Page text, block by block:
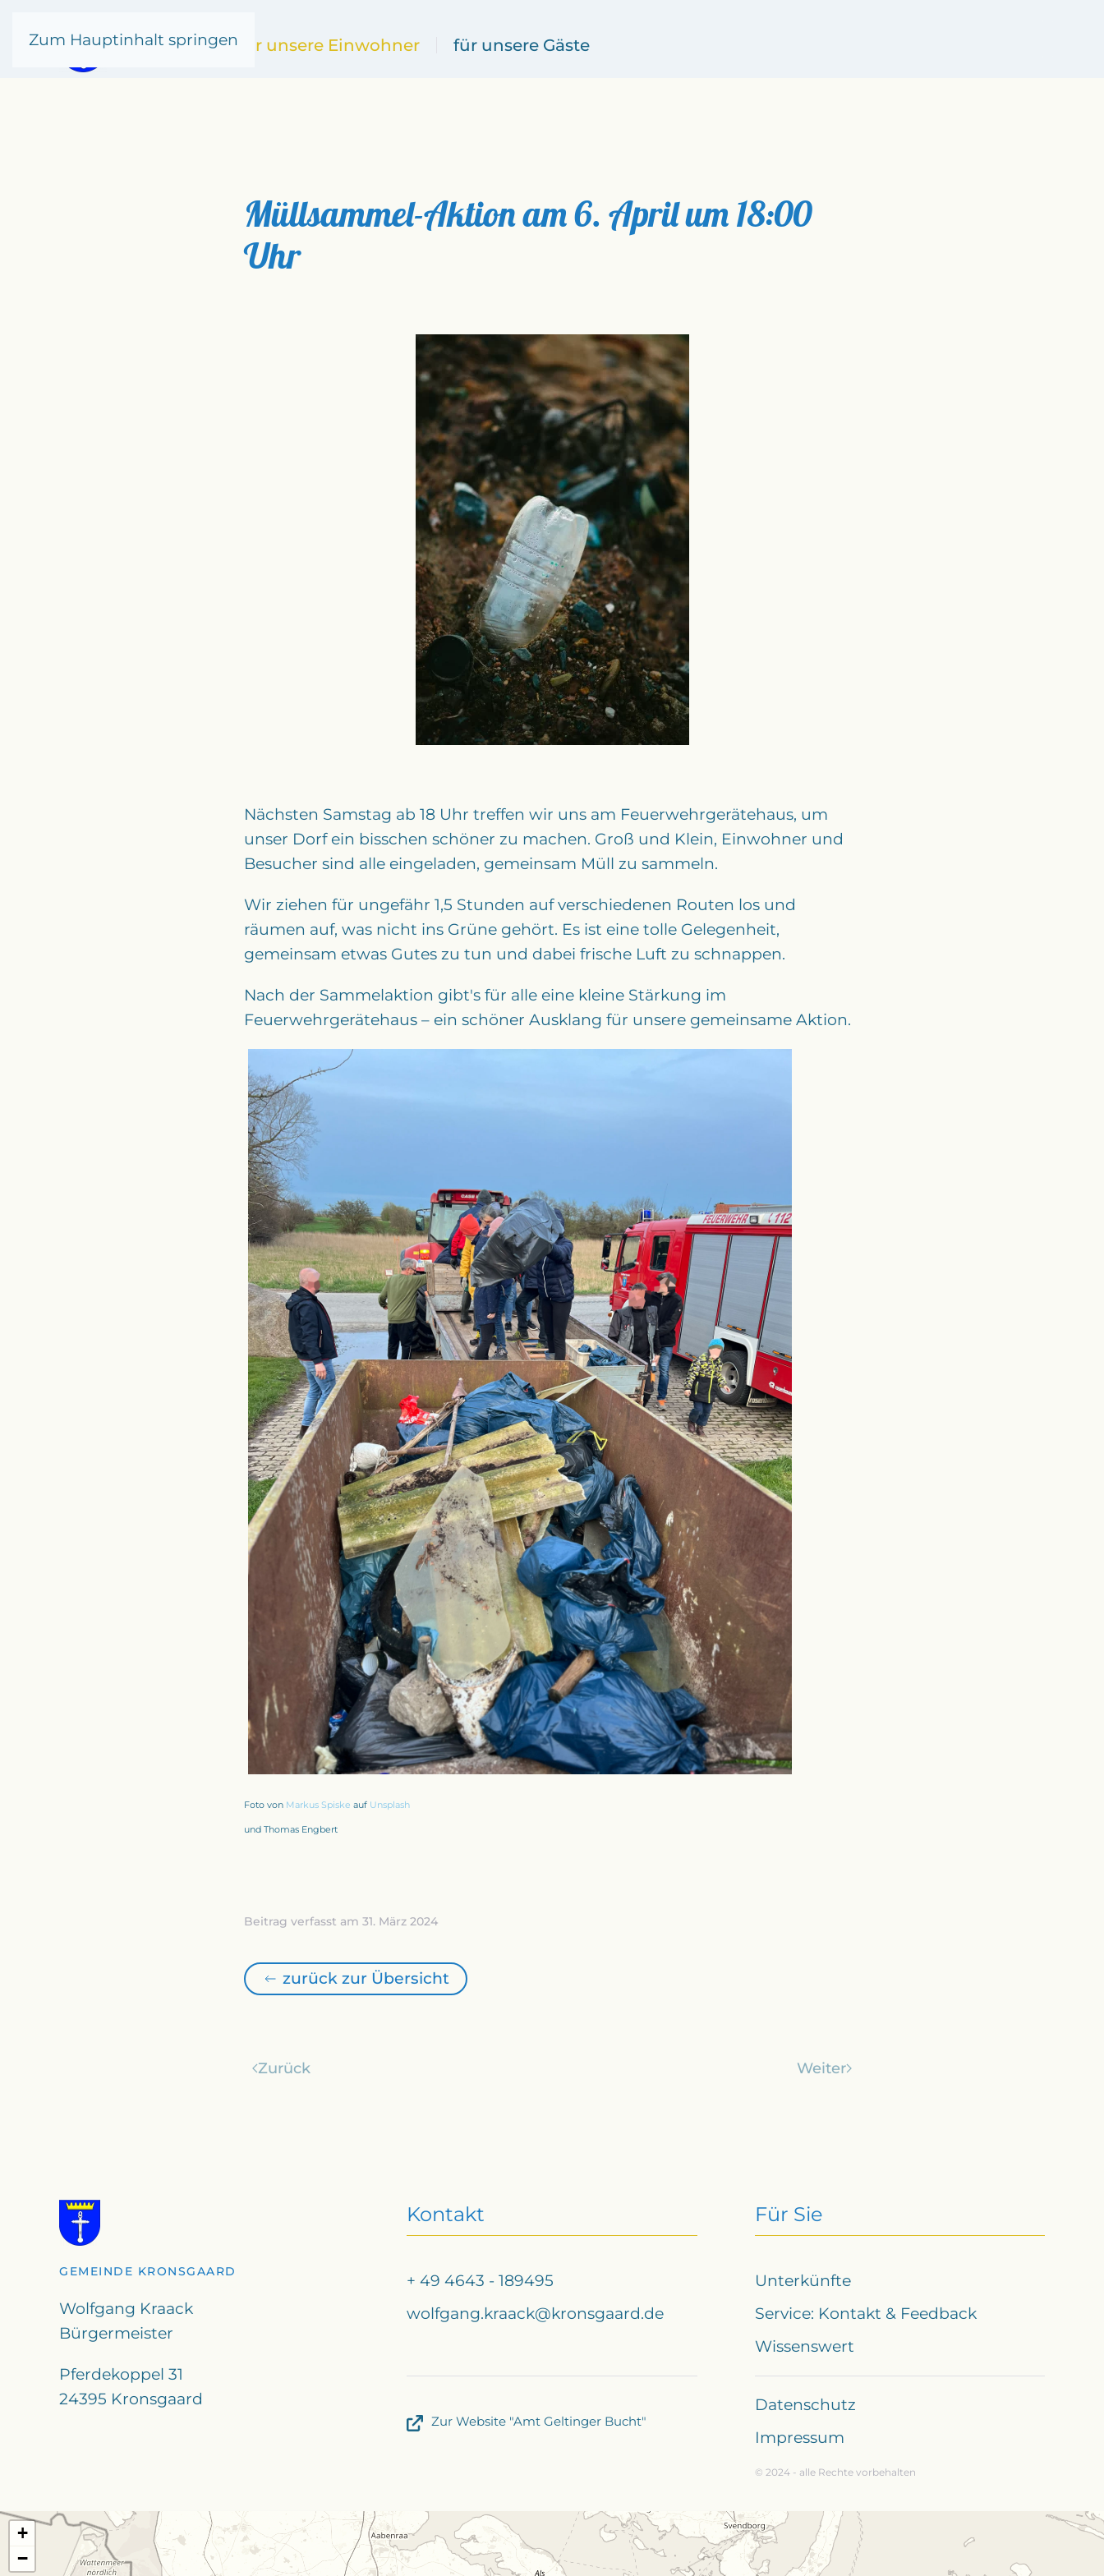
Zum Hauptinhalt springen
Kronsgaard für unsere Einwohner für unsere Gäste
Müllsammel-Aktion am 6. April um 18:00
Uhr
Nächsten Samstag ab 18 Uhr treffen wir uns am Feuerwehrgerätehaus, um
unser Dorf ein bisschen schöner zu machen. Groß und Klein, Einwohner und
Besucher sind alle eingeladen, gemeinsam Müll zu sammeln.
Wir ziehen für ungefähr 1,5 Stunden auf verschiedenen Routen los und
räumen auf, was nicht ins Grüne gehört. Es ist eine tolle Gelegenheit,
gemeinsam etwas Gutes zu tun und dabei frische Luft zu schnappen.
Nach der Sammelaktion gibt's für alle eine kleine Stärkung im
Feuerwehrgerätehaus – ein schöner Ausklang für unsere gemeinsame Aktion.
Foto von Markus Spiske auf Unsplash
und Thomas Engbert
Beitrag verfasst am 31. März 2024
zurück zur Übersicht
Zurück Weiter
GEMEINDE KRONSGAARD
Wolfgang Kraack
Bürgermeister
Pferdekoppel 31
24395 Kronsgaard
Kontakt
+ 49 4643 - 189495
wolfgang.kraack@kronsgaard.de
Zur Website "Amt Geltinger Bucht"
Für Sie
Unterkünfte
Service: Kontakt & Feedback
Wissenswert
Datenschutz
Impressum
© 2024 - alle Rechte vorbehalten
+
−